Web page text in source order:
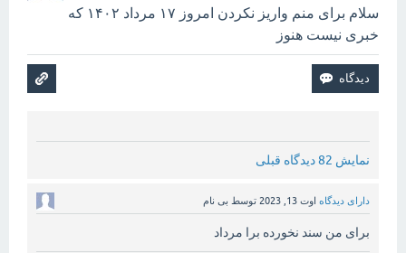
سلام برای منم واریز نکردن امروز ۱۷ مرداد ۱۴۰۲ که
خبری نیست هنوز
نمایش 82 دیدگاه قبلی
دارای دیدگاه اوت 13, 2023 توسط بی نام
برای من سند نخورده برا مرداد